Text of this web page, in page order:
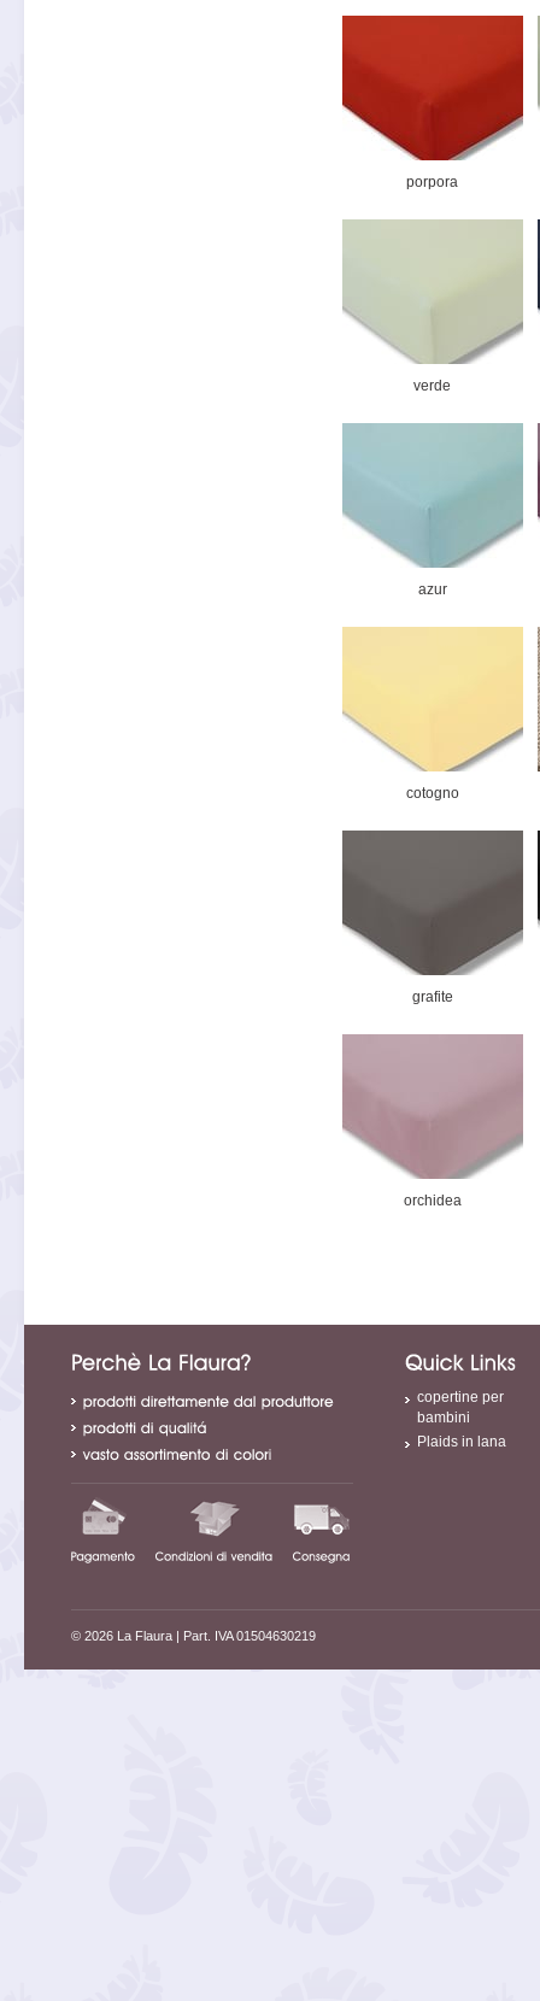
porpora
verde
azur
cotogno
grafite
orchidea
copertine per
bambini
Plaids in lana
© 2026 La Flaura| Part. IVA 01504630219